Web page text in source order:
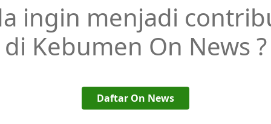
ingin menjadi
di Kebumen On News ?
Daftar On News